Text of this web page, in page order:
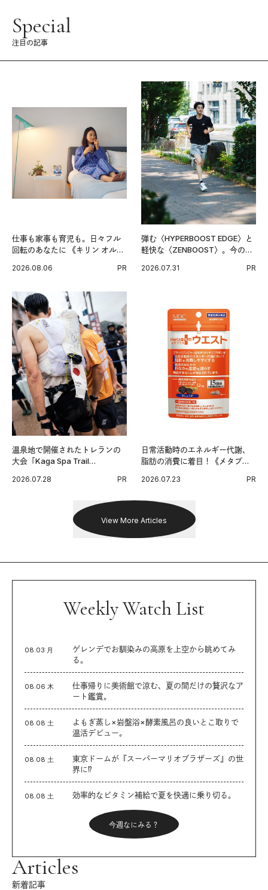
Special
注目の記事
仕事も家事も育児も。日々フル
回転のあなたに 《キリン オルニ
2026.08.06 PR
弾む〈HYPERBOOST EDGE〉と
軽快な〈ZENBOOST〉。今の時
出した新機軸。
2026.07.31 PR
温泉地で開催されたトレランの
大会「Kaga Spa Trail
戦を夢見るランナーたちの奮闘
2026.07.28 PR
日常活動時のエネルギー代謝、
脂肪の消費に着目！《メタプラ
習慣。
2026.07.23 PR
View More Articles
Weekly Watch List
08.03 月
ゲレンデでお馴染みの高原を上空から眺めてみ
る。
08.06 木
仕事帰りに美術館で涼む、夏の間だけの贅沢なア
ート鑑賞。
08.08 土
よもぎ蒸し×岩盤浴×酵素風呂の良いとこ取りで
温活デビュー。
08.08 土
東京ドームが『スーパーマリオブラザーズ』の世
界に⁉︎
08.08 土 効率的なビタミン補給で夏を快適に乗り切る。
今週なにみる？
Articles
新着記事